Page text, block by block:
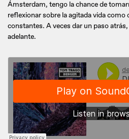
Ámsterdam, tengo la chance de
reflexionar sobre la agitada vida como
constantes. A veces dar un paso
adelante.